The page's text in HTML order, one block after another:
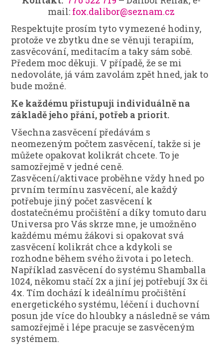
mail: fox.dalibor@seznam.cz
Respektujte prosím tyto vymezené hodiny,
protože ve zbytku dne se věnuji terapiím,
zasvěcování, meditacím a taky sám sobě.
Předem moc děkuji. V případě, že se mi
nedovoláte, já vám zavolám zpět hned, jak to
bude možné.
Ke každému přistupuji individuálně na
základě jeho přání, potřeb a priorit.
Všechna zasvěcení předávám s
neomezeným počtem zasvěcení, takže si je
můžete opakovat kolikrát chcete. To je
samozřejmě v jedné ceně.
Zasvěcení/aktivace proběhne vždy hned po
prvním termínu zasvěcení, ale každý
potřebuje jiný počet zasvěcení k
dostatečnému pročištění a díky tomuto daru
Universa pro Vás skrze mne, je umožněno
každému mému žákovi si opakovat svá
zasvěcení kolikrát chce a kdykoli se
rozhodne během svého života i po letech.
Například zasvěcení do systému Shamballa
1024, někomu stačí 2x a jiní jej potřebují 3x či
4x. Tím dochází k ideálnímu pročištění
energetického systému, léčení i duchovní
posun jde více do hloubky a následně se vám
samozřejmě i lépe pracuje se zasvěceným
systémem.